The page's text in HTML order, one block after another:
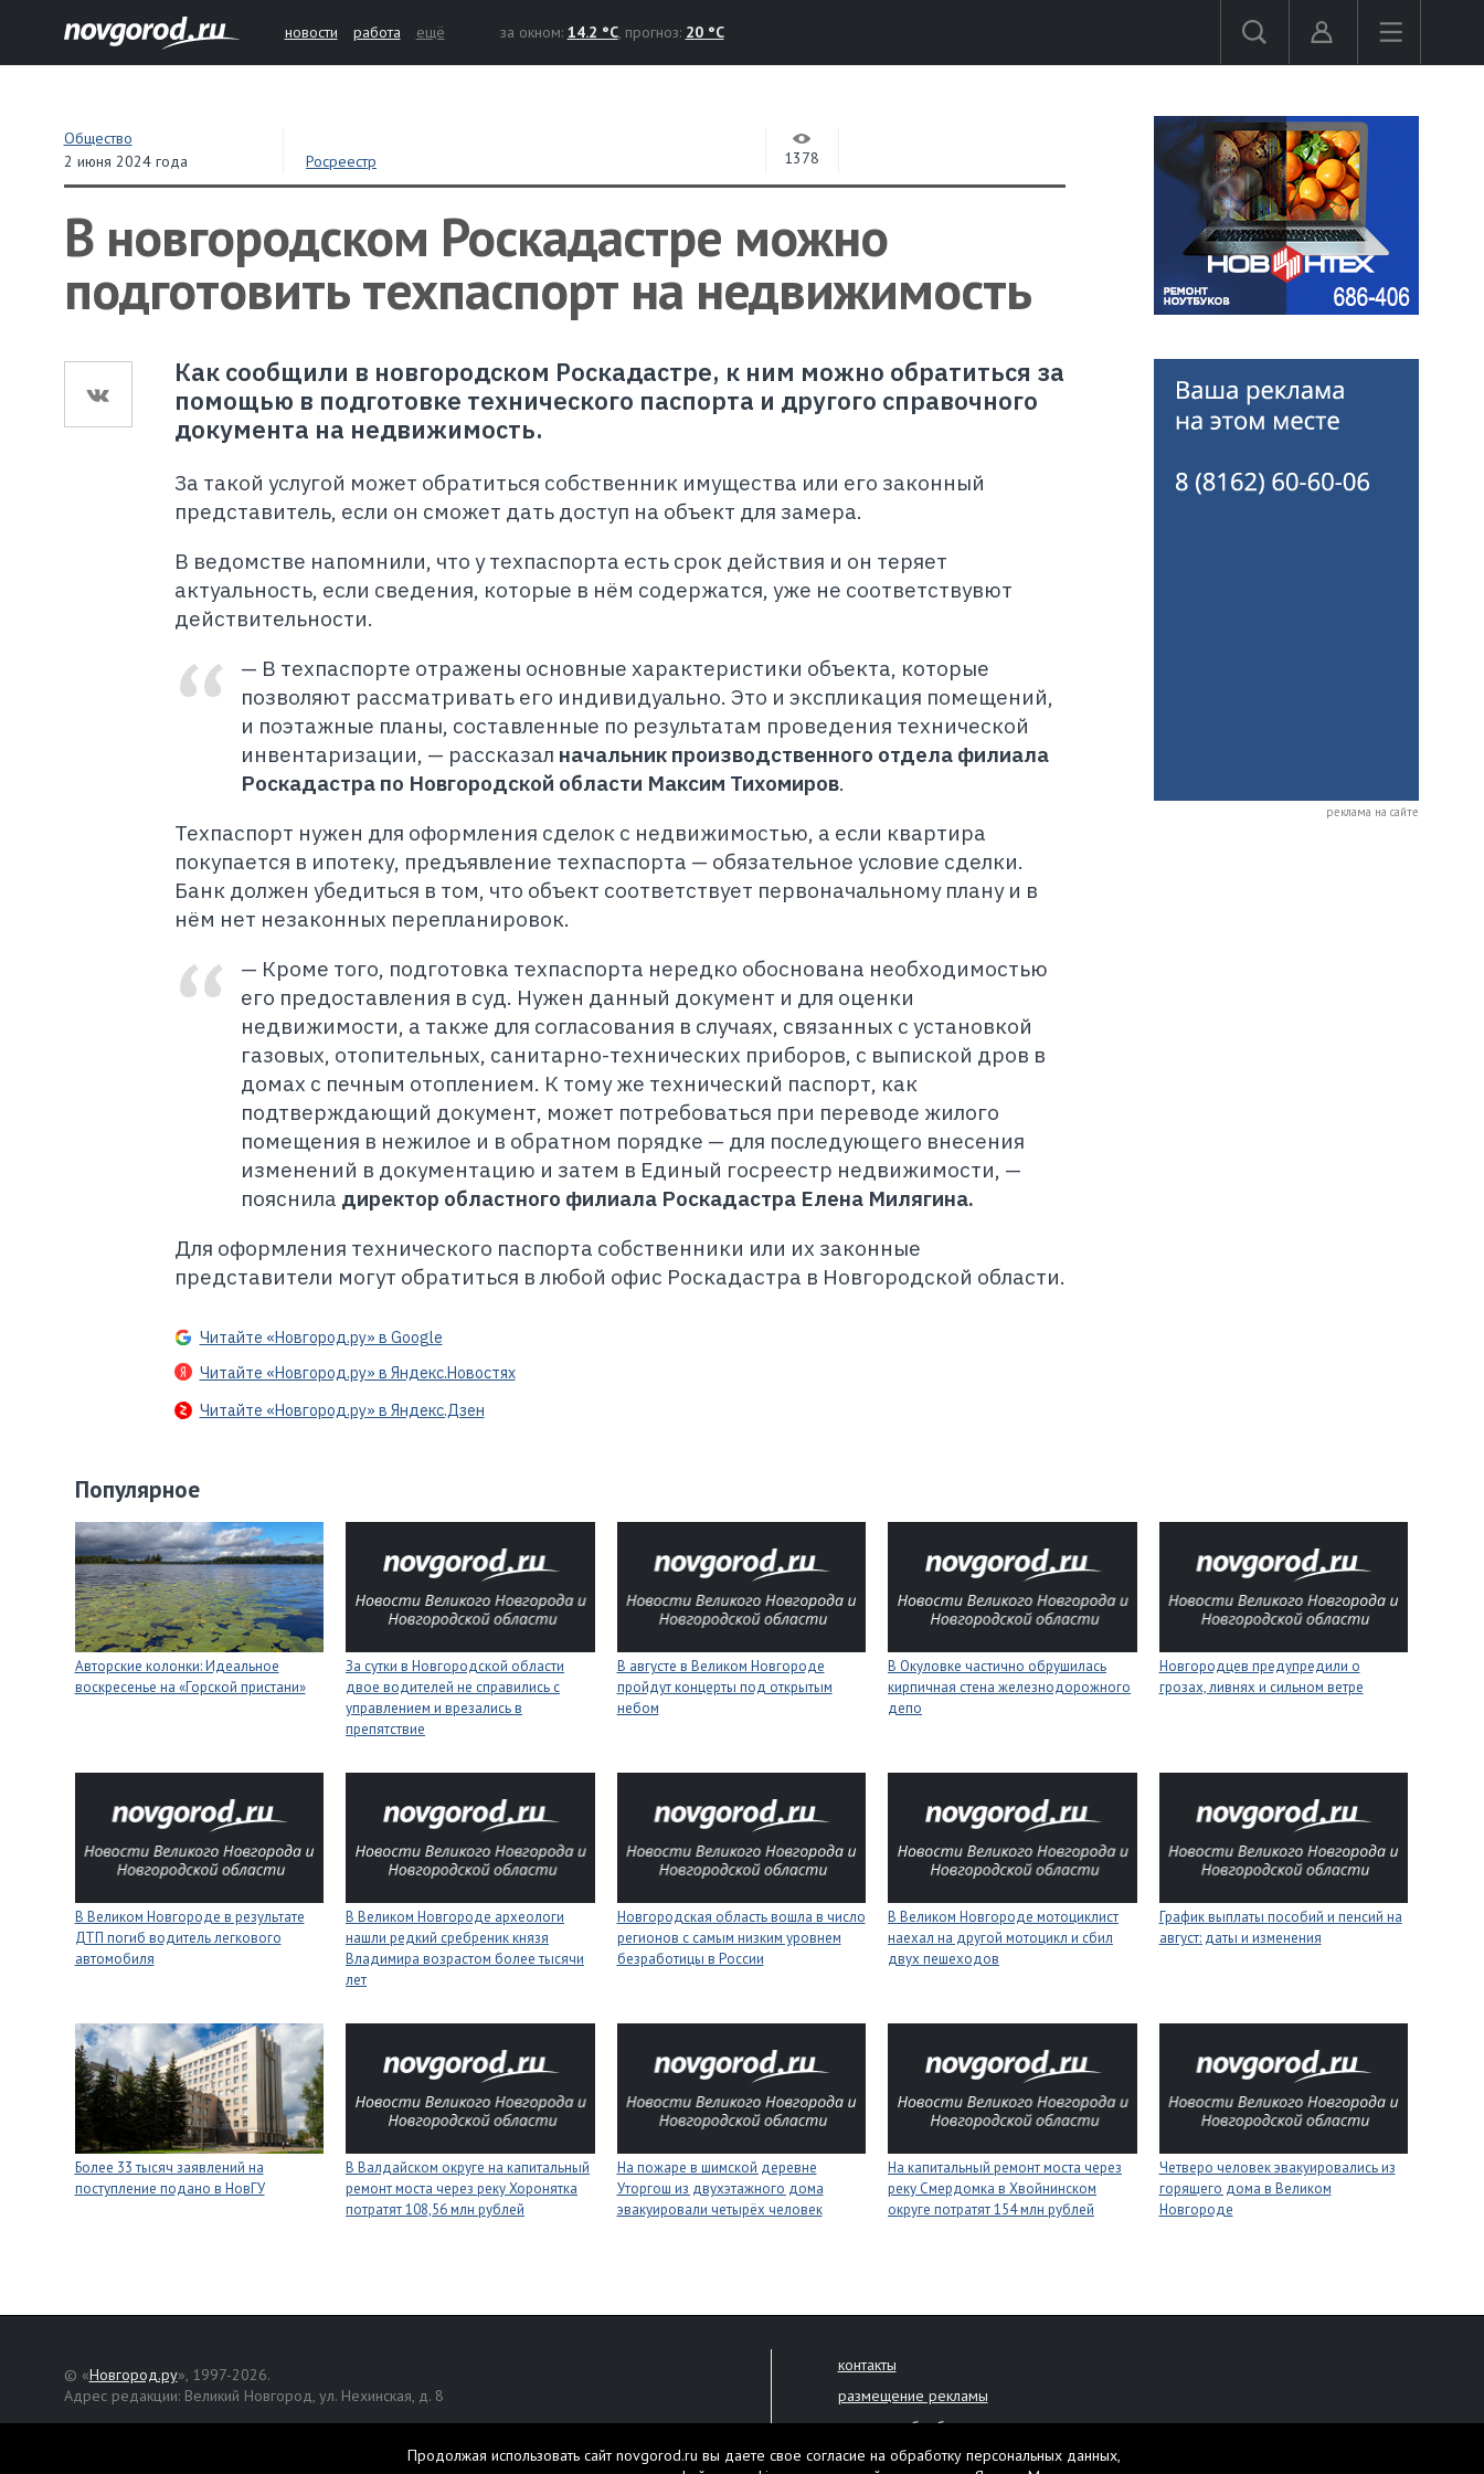
новости работа ещё за окном: 14.2 °C, прогноз: 20 °C
Общество
2 июня 2024 года
Росреестр 1378
В новгородском Роскадастре можно
подготовить техпаспорт на недвижимость
Как сообщили в новгородском Роскадастре, к ним можно обратиться за
помощью в подготовке технического паспорта и другого справочного
документа на недвижимость.
За такой услугой может обратиться собственник имущества или его законный
представитель, если он сможет дать доступ на объект для замера.
В ведомстве напомнили, что у техпаспорта есть срок действия и он теряет
актуальность, если сведения, которые в нём содержатся, уже не соответствувют
действительности.
— В техпаспорте отражены основные характеристики объекта, которые
позволяют рассматривать его индивидуально. Это и экспликация помещений,
и поэтажные планы, составленные по результатам проведения технической
инвентаризации, — рассказал начальник производственного отдела филиала
Роскадастра по Новгородской области Максим Тихомиров.
Техпаспорт нужен для оформления сделок с недвижимостью, а если квартира
покупается в ипотеку, предъявление техпаспорта — обязательное условие сделки.
Банк должен убедиться в том, что объект соответствует первоначальному плану и в
нём нет незаконных перепланировок.
— Кроме того, подготовка техпаспорта нередко обоснована необходимостью
его предоставления в суд. Нужен данный документ и для оценки
недвижимости, а также для согласования в случаях, связанных с установкой
газовых, отопительных, санитарно-технических приборов, с выпиской дров в
домах с печным отоплением. К тому же технический паспорт, как
подтверждающий документ, может потребоваться при переводе жилого
помещения в нежилое и в обратном порядке — для последующего внесения
изменений в документацию и затем в Единый госреестр недвижимости, —
пояснила директор областного филиала Роскадастра Елена Милягина.
Для оформления технического паспорта собственники или их законные
представители могут обратиться в любой офис Роскадастра в Новгородской области.
Читайте «Новгород.ру» в Google
Читайте «Новгород.ру» в Яндекс.Новостях
Читайте «Новгород.ру» в Яндекс.Дзен
реклама на сайте
Популярное
Авторские колонки: Идеальное
воскресенье на «Горской пристани»
За сутки в Новгородской области
двое водителей не справились с
управлением и врезались в
препятствие
В августе в Великом Новгороде
пройдут концерты под открытым
небом
В Окуловке частично обрушилась
кирпичная стена железнодорожного
депо
Новгородцев предупредили о
грозах, ливнях и сильном ветре
В Великом Новгороде в результате
ДТП погиб водитель легкового
автомобиля
В Великом Новгороде археологи
нашли редкий сребреник князя
Владимира возрастом более тысячи
лет
Новгородская область вошла в число
регионов с самым низким уровнем
безработицы в России
В Великом Новгороде мотоциклист
наехал на другой мотоцикл и сбил
двух пешеходов
График выплаты пособий и пенсий на
август: даты и изменения
Более 33 тысяч заявлений на
поступление подано в НовГУ
В Валдайском округе на капитальный
ремонт моста через реку Хоронятка
потратят 108,56 млн рублей
На пожаре в шимской деревне
Уторгош из двухэтажного дома
эвакуировали четырёх человек
На капитальный ремонт моста через
реку Смердомка в Хвойнинском
округе потратят 154 млн рублей
Четверо человек эвакуировались из
горящего дома в Великом
Новгороде
© «Новгород.ру», 1997-2026.
Адрес редакции: Великий Новгород, ул. Нехинская, д. 8
контакты
размещение рекламы
политика обработки персональных данных
Настоящий ресурс может содержать материалы 16+.
Продолжая использовать сайт novgorod.ru вы даете свое согласие на обработку персональных данных,